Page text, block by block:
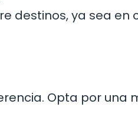
destinos, ya sea en
Opta por una